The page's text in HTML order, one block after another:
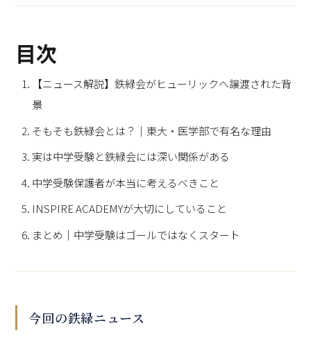
目次
【ニュース解説】鉄緑会がヒューリックへ譲渡された背
景
そもそも鉄緑会とは？｜東大・医学部で有名な理由
実は中学受験と鉄緑会には深い関係がある
中学受験保護者が本当に考えるべきこと
INSPIRE ACADEMYが大切にしていること
まとめ｜中学受験はゴールではなくスタート
今回の鉄緑ニュース